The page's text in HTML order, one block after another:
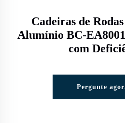
Cadeiras de
Alumínio BC-
com
Pergunte